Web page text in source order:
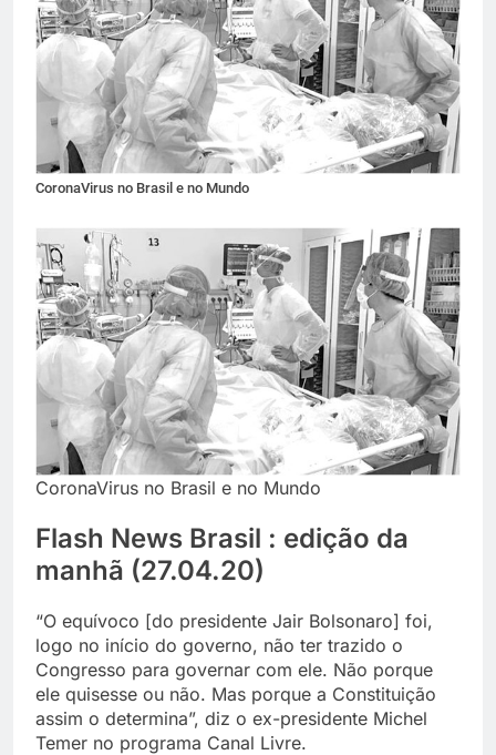
CoronaVirus no Brasil e no Mundo
CoronaVirus no Brasil e no Mundo
Flash News Brasil : edição da
manhã (27.04.20)
“O equívoco [do presidente Jair Bolsonaro] foi,
logo no início do governo, não ter trazido o
Congresso para governar com ele. Não porque
ele quisesse ou não. Mas porque a Constituição
assim o determina”, diz o ex-presidente Michel
Temer no programa Canal Livre.